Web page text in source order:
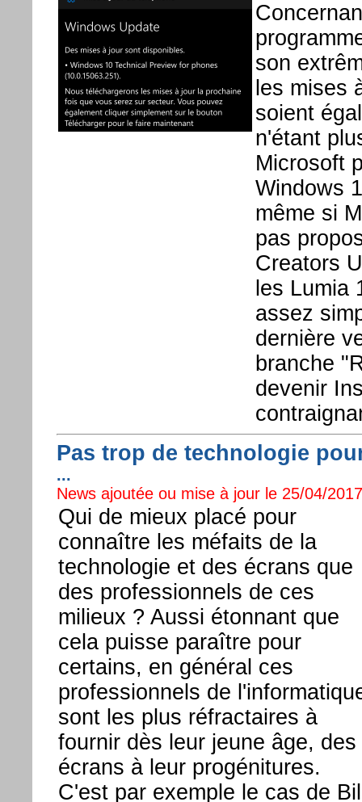
son
les mises
soient
n'étant
Microsoft
Windows
même si
pas
Creators
les Lumia
assez
dernière
branche
devenir
Pas trop de technologie
...
News ajoutée ou mise à jour le 25/04/
Qui de mieux placé pour
connaître les méfaits de la
technologie et des écrans que
des professionnels de ces
milieux ? Aussi étonnant que
cela puisse paraître pour
certains, en général ces
professionnels de
sont les plus réfractaires à
fournir dès leur jeune âge, des
écrans à leur progénitures.
C'est par exemple le cas de